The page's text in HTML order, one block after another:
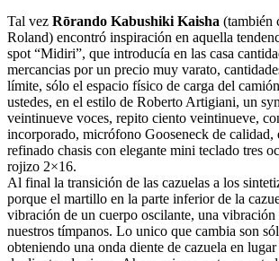
Tal vez Rōrando Kabushiki Kaisha (también
Roland) encontró inspiración en aquella
spot “Midiri”, que introducía en las casa
mercancias por un precio muy varato,
límite, sólo el espacio físico de carga del
ustedes, en el estilo de Roberto Artigiani, un
veintinueve voces, repito ciento veintinueve,
incorporado, micrófono Gooseneck de calidad,
refinado chasis con elegante mini teclado tres
rojizo 2×16.
Al final la transición de las cazuelas a los
porque el martillo en la parte inferior de la
vibración de un cuerpo oscilante, una vibración
nuestros tímpanos. Lo unico que cambia son
obteniendo una onda diente de cazuela en